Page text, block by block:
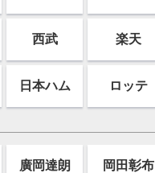
西武 楽天
日本ハム ロッテ
廣岡達朗 岡田彰布